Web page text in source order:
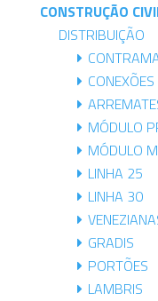
CONSTRUÇÃO
DISTRIBUIÇÃO
CONEXÕES
MÓDULO
MÓDULO
LINHA 25
LINHA 30
GRADIS
PORTÕES
LAMBRIS